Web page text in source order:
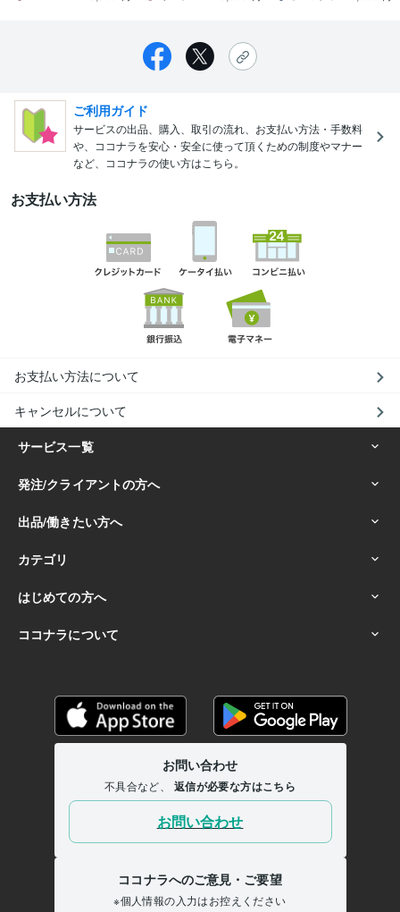
ご利用ガイド
サービスの出品、購入、取引の流れ、お支払い方法・手数料
や、ココナラを安心・安全に使って頂くための制度やマナー
など、ココナラの使い方はこちら。
お支払い方法
お支払い方法について
キャンセルについて